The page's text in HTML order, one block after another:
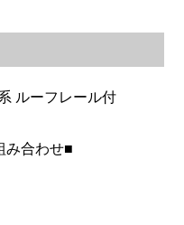
ルーフレール付
み合わせ■